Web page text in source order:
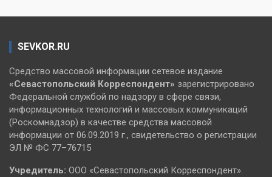
SEVKOR.RU
Средство массовой информации сетевое издание
«Севастопольский Корреспондент» зарегистрировано
Федеральной службой по надзору в сфере связи,
информационных технологий и массовых коммуникаций
(Роскомнадзор) в качестве средства массовой
информации от 06.09.2019 г., свидетельство о регистрации
ЭЛ № ФС 77–76715
Учредитель: ООО «Севастопольский Корреспондент».